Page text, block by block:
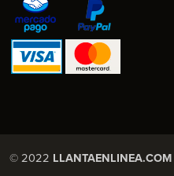
© 2022 LLANTAENLINEA.COM